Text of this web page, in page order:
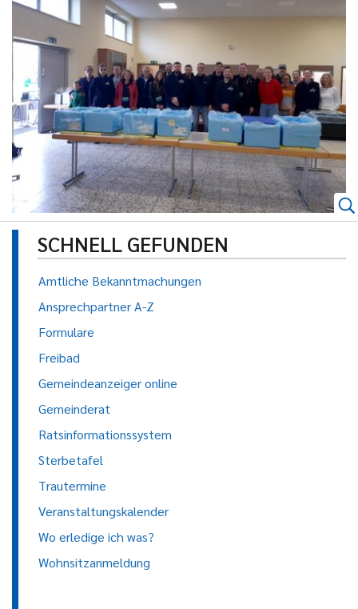
SCHNELL GEFUNDEN
Amtliche Bekanntmachungen
Ansprechpartner A-Z
Formulare
Freibad
Gemeindeanzeiger online
Gemeinderat
Ratsinformationssystem
Sterbetafel
Trautermine
Veranstaltungskalender
Wo erledige ich was?
Wohnsitzanmeldung